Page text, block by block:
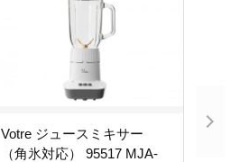
Votre ジュースミキサー
（角氷対応） 95517 MJA-